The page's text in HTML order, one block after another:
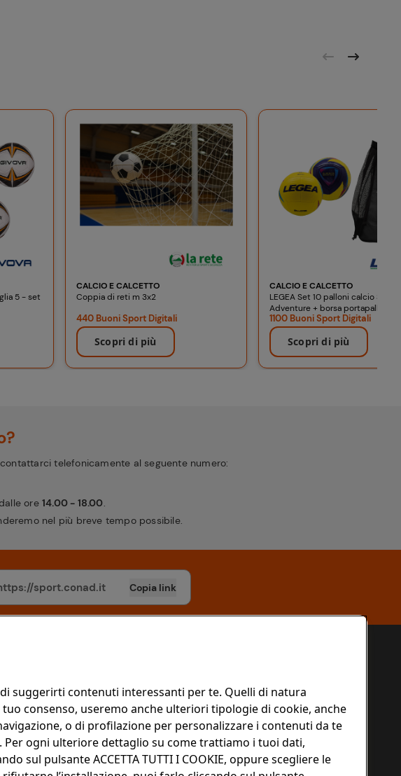
5 - set
CALCIO E CALCETTO
Coppia di reti m 3x2
440 Buoni Sport Digitali
Scopri di più
CALCIO E CALCETTO
LEGEA Set 10 palloni calcio
Adventure + borsa portapalloni
1100 Buoni Sport Digitali
Scopri di più
telefonicamente al seguente numero:
ore 14.00 - 18.00.
nel più breve tempo possibile.
Copia link
Informativa Privacy
Termini&Condizioni
Impostazioni Cookie
Conad.it
suggerirti contenuti interessanti per te. Quelli di natura
consenso, useremo anche ulteriori tipologie di cookie, anche
o di profilazione per personalizzare i contenuti da te
ogni ulteriore dettaglio su come trattiamo i tuoi dati,
sul pulsante ACCETTA TUTTI I COOKIE, oppure scegliere le